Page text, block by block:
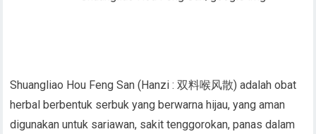
Shuangliao Hou Feng San (Hanzi : 双料喉风散) adalah obat
herbal berbentuk serbuk yang berwarna hijau, yang aman
digunakan untuk sariawan, sakit tenggorokan, panas dalam